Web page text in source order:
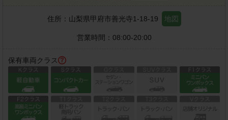
住所： 山梨県甲府市善光寺1-18-19 地図
営業時間： 08:00-20:00
保有車両クラス